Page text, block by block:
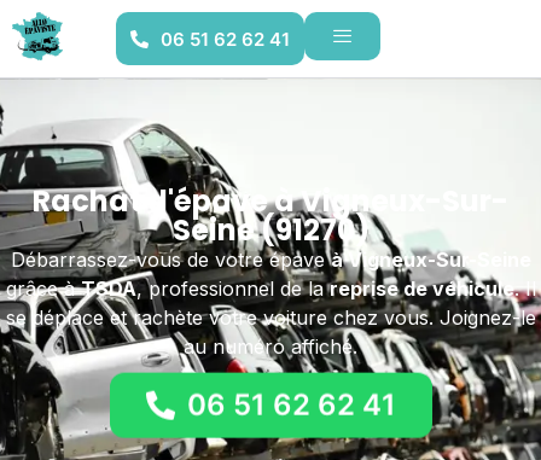
06 51 62 62 41
Rachat d'épave à Vigneux-Sur-
Seine (91270)
Débarrassez-vous de votre épaveà Vigneux-Sur-Seine
grâce àTSDA, professionnel de lareprise de véhicule. Il
se déplace et rachète votre voiture chez vous. Joignez-le
au numéro affiché.
06 51 62 62 41